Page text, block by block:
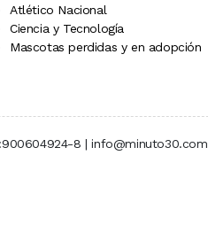
Atlético Nacional
Ciencia y Tecnología
Mascotas perdidas y en adopción
8 | info@minuto30.com